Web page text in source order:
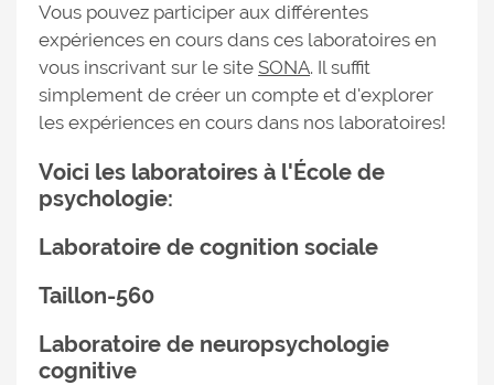
Vous pouvez participer aux différentes
expériences en cours dans ces laboratoires en
vous inscrivant sur le site SONA. Il suffit
simplement de créer un compte et d'explorer
les expériences en cours dans nos laboratoires!
Voici les laboratoires à l'École de
psychologie:
Laboratoire de cognition sociale
Taillon-560
Laboratoire de neuropsychologie
cognitive